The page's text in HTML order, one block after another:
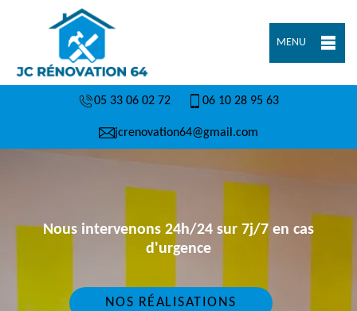
MENU
05 33 06 02 72 06 10 28 95 63
jcrenovation64@gmail.com
Nous intervenons 24h/24 sur 7j/7 en cas
d'urgence
NOS RÉALISATIONS